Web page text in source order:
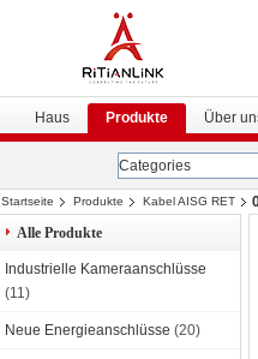
Haus Produkte Über
Categories
Startseite Produkte Kabel AISG RET
Alle Produkte
Industrielle Kameraanschlüsse
(11)
Neue Energieanschlüsse (20)